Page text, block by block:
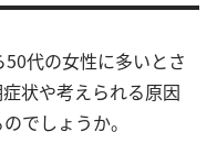
50代の女性に多いとさ
状や考えられる原因
でしょうか。